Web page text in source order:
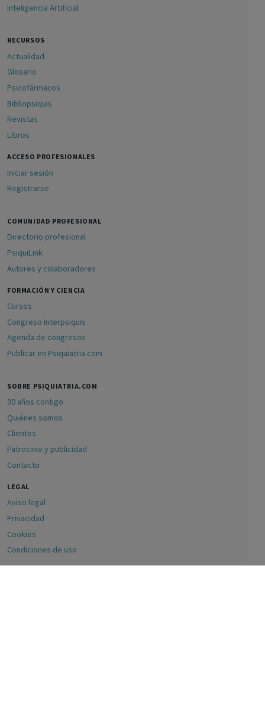
Inteligencia Artificial
RECURSOS
Actualidad
Glosario
Psicofármacos
Bibliopsiquis
Revistas
Libros
ACCESO PROFESIONALES
Iniciar sesión
Registrarse
COMUNIDAD PROFESIONAL
Directorio profesional
PsiquiLink
Autores y colaboradores
FORMACIÓN Y CIENCIA
Cursos
Congreso Interpsiquis
Agenda de congresos
Publicar en Psiquiatria.com
SOBRE PSIQUIATRIA.COM
30 años contigo
Quiénes somos
Clientes
Patrocinio y publicidad
Contacto
LEGAL
Aviso legal
Privacidad
Cookies
Condiciones de uso